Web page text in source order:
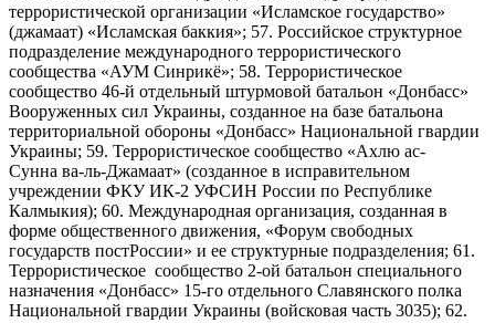
террористической организации «Исламское государство»
(джамаат) «Исламская баккия»; 57. Российское структурное
подразделение международного террористического
сообщества «АУМ Синрикё»; 58. Террористическое
сообщество 46-й отдельный штурмовой батальон «Донбасс»
Вооруженных сил Украины, созданное на базе батальона
территориальной обороны «Донбасс» Национальной гвардии
Украины; 59. Террористическое сообщество «Ахлю ас-
Сунна ва-ль-Джамаат» (созданное в исправительном
учреждении ФКУ ИК-2 УФСИН России по Республике
Калмыкия); 60. Международная организация, созданная в
форме общественного движения, «Форум свободных
государств постРоссии» и ее структурные подразделения; 61.
Террористическое сообщество 2-ой батальон специального
назначения «Донбасс» 15-го отдельного Славянского полка
Национальной гвардии Украины (войсковая часть 3035); 62.